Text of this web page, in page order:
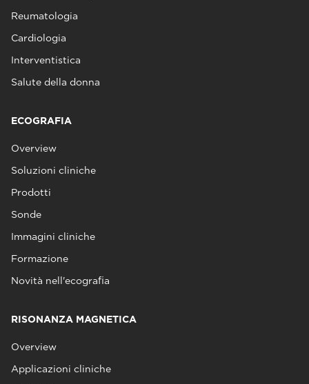
Reumatologia
Cardiologia
Interventistica
Salute della donna
ECOGRAFIA
Overview
Soluzioni cliniche
Prodotti
Sonde
Immagini cliniche
Formazione
Novità nell'ecografia
RISONANZA MAGNETICA
Overview
Applicazioni cliniche